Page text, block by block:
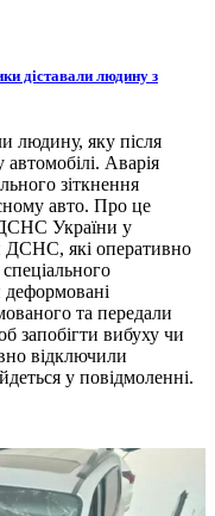
діставали людину з
людину, яку після
Аварія
зіткнення
авто. Про це
України у
ДСНС, які оперативно
деформовані
та передали
запобігти вибуху чи
відключили
у повідмоленні.